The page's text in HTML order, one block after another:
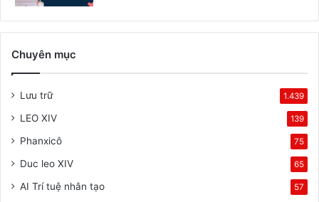
Chuyên mục
Lưu trữ 1.439
LEO XIV 139
Phanxicô 75
Duc leo XIV 65
AI Trí tuệ nhân tạo 57